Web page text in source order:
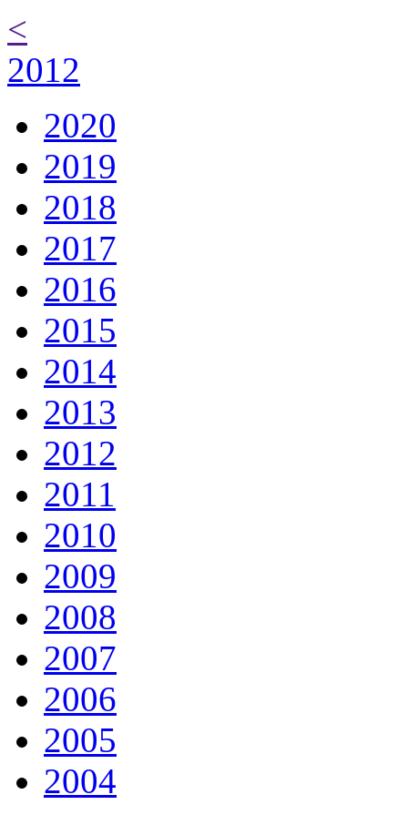
<
2012
2020
2019
2018
2017
2016
2015
2014
2013
2012
2011
2010
2009
2008
2007
2006
2005
2004